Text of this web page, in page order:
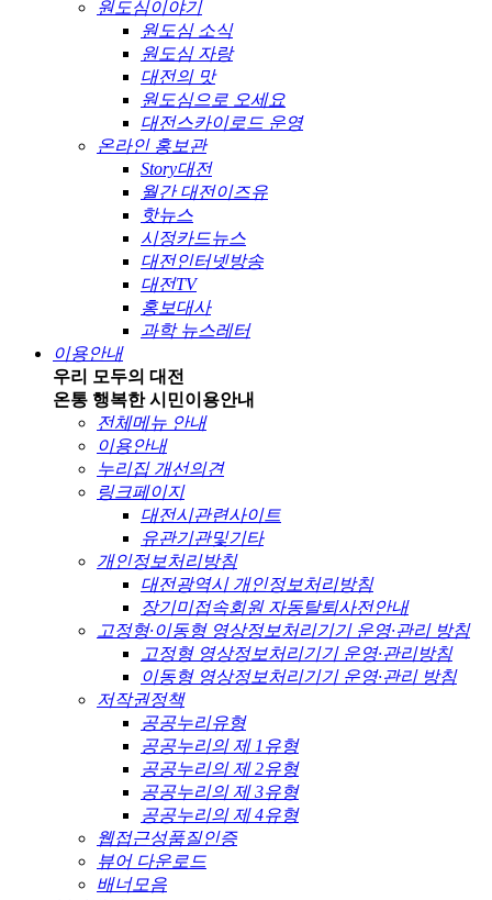
원도심이야기
원도심 소식
원도심 자랑
대전의 맛
원도심으로 오세요
대전스카이로드 운영
온라인 홍보관
Story대전
월간 대전이즈유
핫뉴스
시정카드뉴스
대전인터넷방송
대전TV
홍보대사
과학 뉴스레터
이용안내
우리 모두의 대전
온통 행복한 시민이용안내
전체메뉴 안내
이용안내
누리집 개선의견
링크페이지
대전시관련사이트
유관기관및기타
개인정보처리방침
대전광역시 개인정보처리방침
장기미접속회원 자동탈퇴사전안내
고정형·이동형 영상정보처리기기 운영·관리 방침
고정형 영상정보처리기기 운영·관리방침
이동형 영상정보처리기기 운영·관리 방침
저작권정책
공공누리유형
공공누리의 제 1유형
공공누리의 제 2유형
공공누리의 제 3유형
공공누리의 제 4유형
웹접근성품질인증
뷰어 다운로드
배너모음